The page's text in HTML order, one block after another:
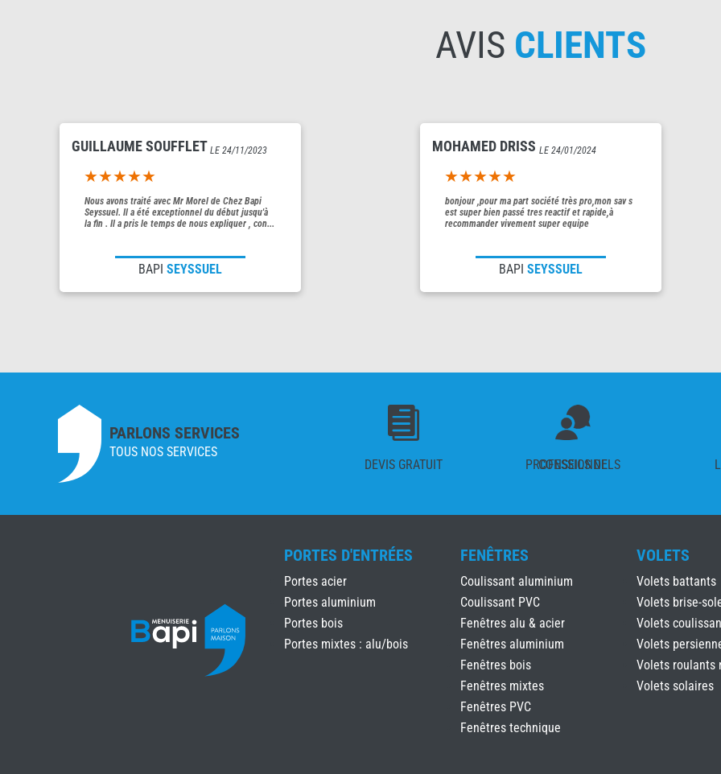
AVIS CLIENTS
GUILLAUME SOUFFLET LE 24/11/2023
5out of 5
Nous avons traité avec Mr Morel de Chez Bapi
Seyssuel. Il a été exceptionnel du début jusqu'à
la fin . Il a pris le temps de nous expliquer , con...
BAPI SEYSSUEL
MOHAMED DRISS LE 24/01/2024
5out of 5
bonjour ,pour ma part société très pro,mon sav s
est super bien passé tres reactif et rapide,à
recommander vivement super equipe
BAPI SEYSSUEL
PARLONS SERVICES
TOUS NOS SERVICES

DEVIS GRATUIT CONSEILS DE PROFESSIONNELS
PORTES D'ENTRÉES
Portes acier
Portes aluminium
Portes bois
Portes mixtes : alu/bois
FENÊTRES
Coulissant aluminium
Coulissant PVC
Fenêtres alu & acier
Fenêtres aluminium
Fenêtres bois
Fenêtres mixtes
Fenêtres PVC
Fenêtres technique
VOLETS
Volets battants
Volets brise-
Volets
Volets
Volets roulants
Volets solaires